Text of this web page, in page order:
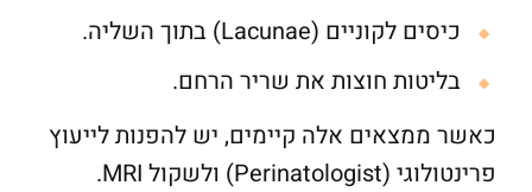
כיסים לקוניים (Lacunae) בתוך השליה.
בליטות חוצות את שריר הרחם.
כאשר ממצאים אלה קיימים, יש להפנות לייעוץ
פרינטולוגי (Perinatologist) ולשקול MRI.